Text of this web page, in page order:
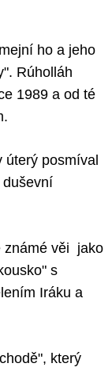
ho a jeho
Rúholláh
1989 a od té
posmíval
známé věi jako
s
Iráku a
který